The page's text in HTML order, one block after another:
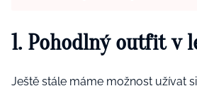
1. Pohodlný outfit v
Ještě stále máme možnost užívat si